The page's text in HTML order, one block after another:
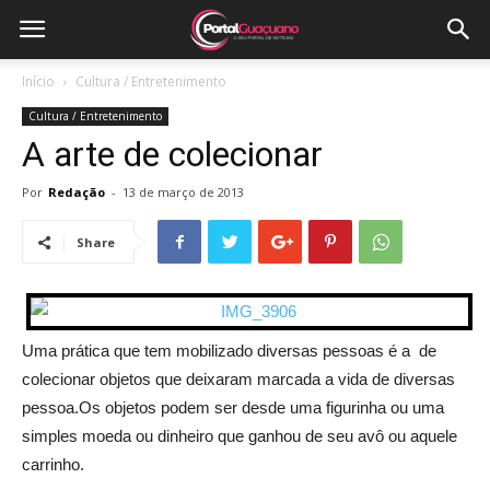
Início Cultura / Entretenimento
Cultura / Entretenimento
A arte de colecionar
Por Redação - 13 de março de 2013
Share
Uma prática que tem mobilizado diversas pessoas é a de
colecionar objetos que deixaram marcada a vida de diversas
pessoa.Os objetos podem ser desde uma figurinha ou uma
simples moeda ou dinheiro que ganhou de seu avô ou aquele
carrinho.